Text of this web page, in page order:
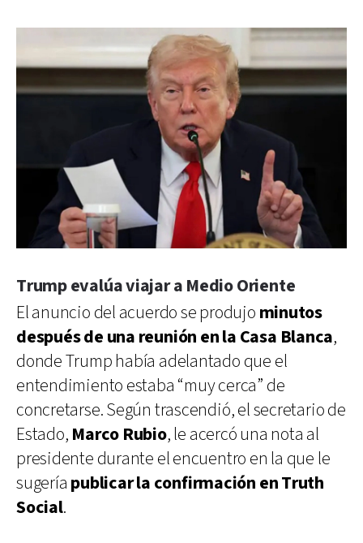
Trump evalúa viajar a Medio Oriente
El anuncio del acuerdo se produjo minutos
después de una reunión en la Casa Blanca,
donde Trump había adelantado que el
entendimiento estaba “muy cerca” de
concretarse. Según trascendió, el secretario de
Estado, Marco Rubio, le acercó una nota al
presidente durante el encuentro en la que le
sugería publicar la confirmación en Truth
Social.